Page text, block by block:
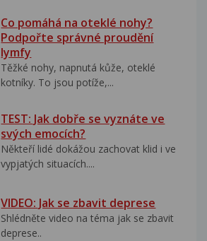
Co pomáhá na oteklé nohy?
Podpořte správné proudění
lymfy
Těžké nohy, napnutá kůže, oteklé
kotníky. To jsou potíže,...
TEST: Jak dobře se vyznáte ve
svých emocích?
Někteří lidé dokážou zachovat klid i ve
vypjatých situacích....
VIDEO: Jak se zbavit deprese
Shlédněte video na téma jak se zbavit
deprese..